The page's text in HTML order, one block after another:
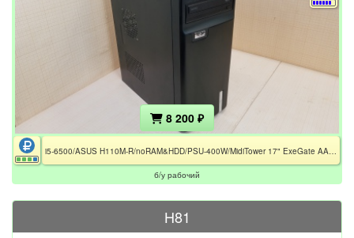
8 200 ₽
i5-6500/ASUS H110M-R/noRAM&HDD/PSU-400W/MidiTower 17" ExeGate AA-323
б/у рабочий
H81